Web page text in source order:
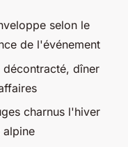
selon le
de l'événement
dîner
charnus l'hiver
alpine